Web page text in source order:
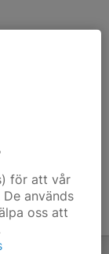
för att vår
används
oss att